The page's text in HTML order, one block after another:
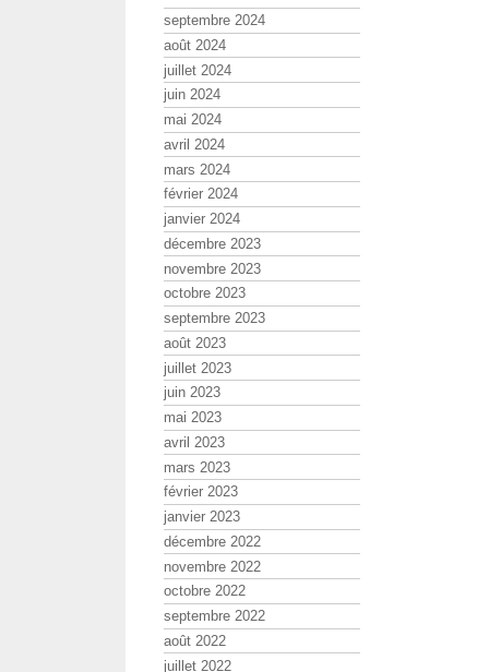
septembre 2024
août 2024
juillet 2024
juin 2024
mai 2024
avril 2024
mars 2024
février 2024
janvier 2024
décembre 2023
novembre 2023
octobre 2023
septembre 2023
août 2023
juillet 2023
juin 2023
mai 2023
avril 2023
mars 2023
février 2023
janvier 2023
décembre 2022
novembre 2022
octobre 2022
septembre 2022
août 2022
juillet 2022